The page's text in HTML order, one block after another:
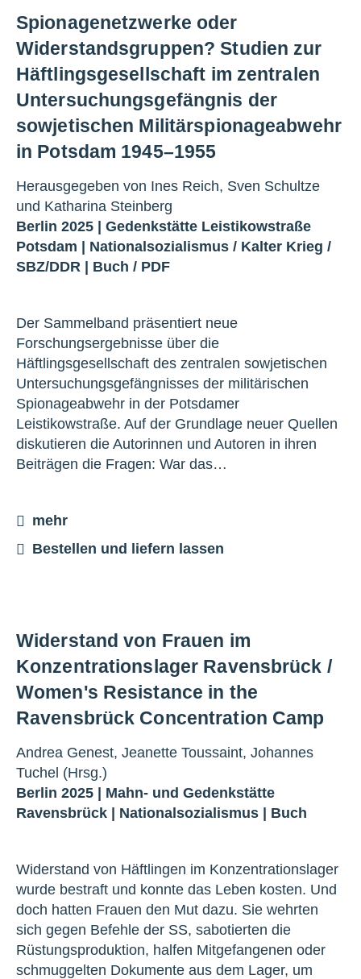
Spionagenetzwerke oder
Widerstandsgruppen? Studien zur
Häftlingsgesellschaft im zentralen
Untersuchungsgefängnis der
sowjetischen Militärspionageabwehr
in Potsdam 1945–1955
Herausgegeben von Ines Reich, Sven Schultze
und Katharina Steinberg
Berlin 2025 | Gedenkstätte Leistikowstraße
Potsdam
Nationalsozialismus / Kalter Krieg /
SBZ/DDR
Buch / PDF
Der Sammelband präsentiert neue
Forschungsergebnisse über die
Häftlingsgesellschaft des zentralen sowjetischen
Untersuchungsgefängnisses der militärischen
Spionageabwehr in der Potsdamer
Leistikowstraße. Auf der Grundlage neuer Quellen
diskutieren die Autorinnen und Autoren in ihren
Beiträgen die Fragen: War das…
mehr
Bestellen und liefern lassen
Widerstand von Frauen im
Konzentrationslager Ravensbrück /
Women's Resistance in the
Ravensbrück Concentration Camp
Andrea Genest, Jeanette Toussaint, Johannes
Tuchel (Hrsg.)
Berlin 2025 | Mahn- und Gedenkstätte
Ravensbrück
Nationalsozialismus Buch
Widerstand von Häftlingen im Konzentrationslager
wurde bestraft und konnte das Leben kosten. Und
doch hatten Frauen den Mut dazu. Sie wehrten
sich gegen Befehle der SS, sabotierten die
Rüstungsproduktion, halfen Mitgefangenen oder
schmuggelten Dokumente aus dem Lager, um